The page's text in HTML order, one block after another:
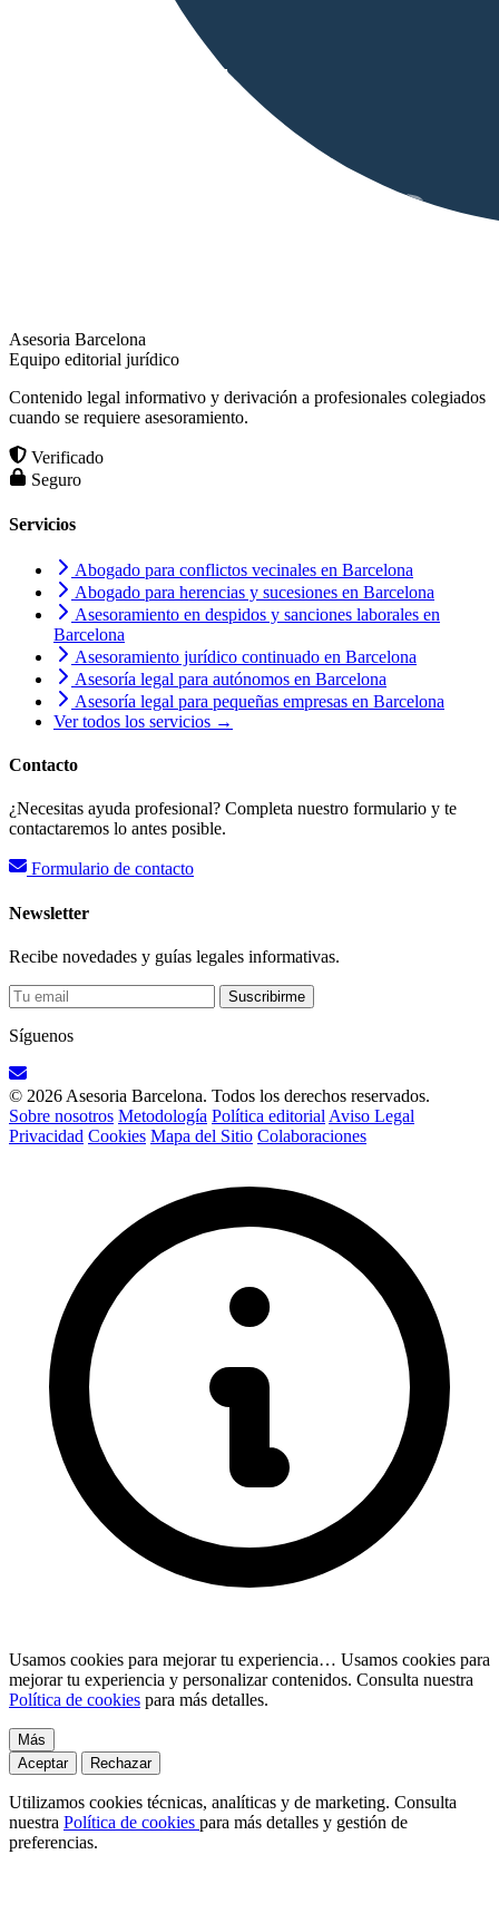
Asesoria Barcelona
Equipo editorial jurídico
Contenido legal informativo y derivación a profesionales colegiados
cuando se requiere asesoramiento.
Verificado
Seguro
Servicios
Abogado para conflictos vecinales en Barcelona
Abogado para herencias y sucesiones en Barcelona
Asesoramiento en despidos y sanciones laborales en
Barcelona
Asesoramiento jurídico continuado en Barcelona
Asesoría legal para autónomos en Barcelona
Asesoría legal para pequeñas empresas en Barcelona
Ver todos los servicios →
Contacto
¿Necesitas ayuda profesional? Completa nuestro formulario y te
contactaremos lo antes posible.
Formulario de contacto
Newsletter
Recibe novedades y guías legales informativas.
Suscribirme
Síguenos
© 2026 Asesoria Barcelona. Todos los derechos reservados.
Sobre nosotros Metodología Política editorial Aviso Legal
Privacidad Cookies Mapa del Sitio Colaboraciones
Usamos cookies para mejorar tu experiencia… Usamos cookies para
mejorar tu experiencia y personalizar contenidos. Consulta nuestra
Política de cookies para más detalles.
Más
Aceptar
Rechazar
Utilizamos cookies técnicas, analíticas y de marketing. Consulta
nuestra Política de cookies para más detalles y gestión de
preferencias.